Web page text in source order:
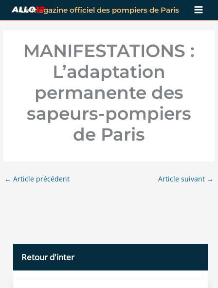
Aller
au
Le magazine officiel des pompiers de Paris
MANIFESTATIONS :
L’adaptation
permanente des
sapeurs-pompiers
de Paris
← Article précédent Article suivant →
Retour d'inter